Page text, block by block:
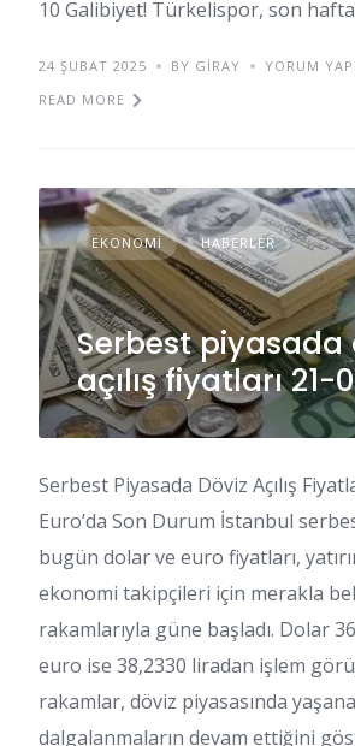
10 Galibiyet! Türkelispor, son
24 ŞUBAT 2025 BY GIRAY
YORUM
READ MORE
EKONOMI HABERLER
Serbest piyasada
açılış fiyatları 21-
Serbest Piyasada Döviz Açılış
Euro’da Son Durum İstanbul
bugün dolar ve euro fiyatları,
ekonomi takipçileri için merakla
rakamlarıyla güne başladı. Dolar
euro ise 38,2330 liradan işlem
rakamlar, döviz piyasasında
dalgalanmaların devam ettiğini